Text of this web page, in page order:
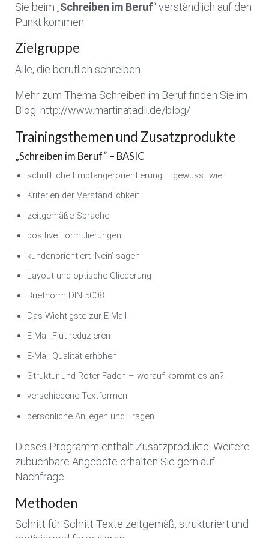
Sie beim „Schreiben im Beruf“ verständlich auf den
Punkt kommen.
Zielgruppe
Alle, die beruflich schreiben
Mehr zum Thema Schreiben im Beruf finden Sie im
Blog: http://www.martinatadli.de/blog/
Trainingsthemen und Zusatzprodukte
„Schreiben im Beruf“ – BASIC
schriftliche Empfängerorientierung – gewusst wie
Kriterien der Verständlichkeit
zeitgemäße Sprache
positive Formulierungen
kundenorientiert ‚Nein’ sagen
Layout und optische Gliederung
Briefnorm DIN 5008
Das Wichtigste zur E-Mail
E-Mail Flut reduzieren
E-Mail Qualität erhöhen
Struktur und Roter Faden – worauf kommt es an?
verschiedene Textformen
persönliche Anliegen und Fragen
Dieses Programm enthält Zusatzprodukte. Weitere
zubuchbare Angebote erhalten Sie gern auf
Nachfrage.
Methoden
Schritt für Schritt Texte zeitgemäß, strukturiert und